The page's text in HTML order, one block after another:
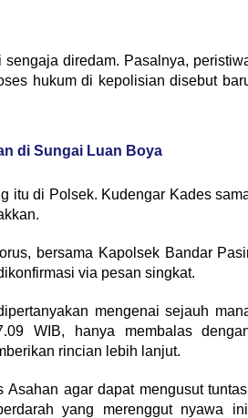
diredam. Pasalnya,
hukum di kepolisian disebut
di Sungai Luan Boya
itu di Polsek. Kudengar Kades
bersama Kapolsek Bandar
via pesan singkat.
mengenai sejauh
WIB, hanya membalas
rincian lebih lanjut.
agar dapat mengusut
yang merenggut nyawa